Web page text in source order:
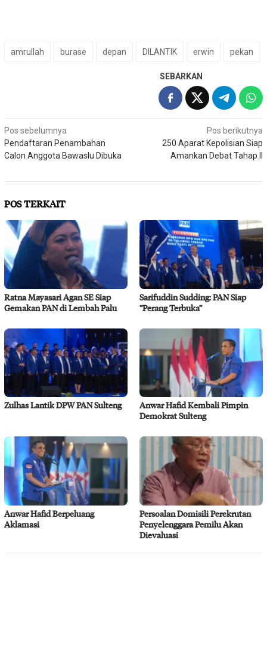
amrullah burase depan DILANTIK erwin pekan
SEBARKAN
Navigasi
pos
Pos sebelumnya
Pendaftaran Penambahan
Calon Anggota Bawaslu Dibuka
Pos berikutnya
250 Aparat Kepolisian Siap
Amankan Debat Tahap II
POS TERKAIT
Ratna Mayasari Agan SE Siap
Gemakan PAN di Lembah Palu
Sarifuddin Sudding: PAN Siap
“Perang Terbuka”
Zulhas Lantik DPW PAN Sulteng
Anwar Hafid Kembali Pimpin
Demokrat Sulteng
Anwar Hafid Berpeluang
Aklamasi
Persoalan Domisili Perekrutan
Penyelenggara Pemilu Akan
Dievaluasi